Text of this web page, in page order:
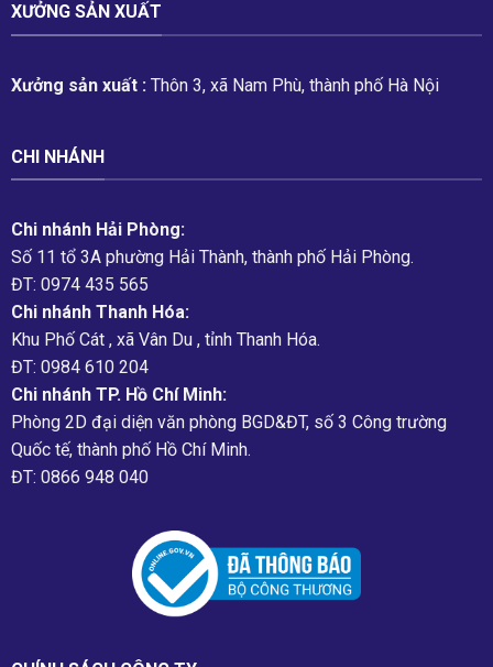
XƯỞNG SẢN XUẤT
Xưởng sản xuất :Thôn 3, xã Nam Phù, thành phố Hà Nội
CHI NHÁNH
Chi nhánh Hải Phòng:
Số 11 tổ 3A phường Hải Thành, thành phố Hải Phòng.
ĐT: 0974 435 565
Chi nhánh Thanh Hóa:
Khu Phố Cát , xã Vân Du , tỉnh Thanh Hóa.
ĐT: 0984 610 204
Chi nhánh TP. Hồ Chí Minh:
Phòng 2D đại diện văn phòng BGD&ĐT, số 3 Công trường
Quốc tế, thành phố Hồ Chí Minh.
ĐT: 0866 948 040